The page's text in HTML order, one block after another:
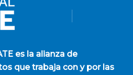
es la alianza de
que trabaja con y por las